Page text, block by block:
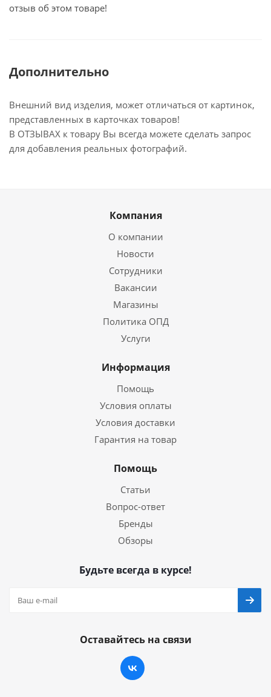
отзыв об этом товаре!
Дополнительно
Внешний вид изделия, может отличаться от картинок,
представленных в карточках товаров!
В ОТЗЫВАХ к товару Вы всегда можете сделать запрос
для добавления реальных фотографий.
Компания
О компании
Новости
Сотрудники
Вакансии
Магазины
Политика ОПД
Услуги
Информация
Помощь
Условия оплаты
Условия доставки
Гарантия на товар
Помощь
Статьи
Вопрос-ответ
Бренды
Обзоры
Будьте всегда в курсе!
Оставайтесь на связи